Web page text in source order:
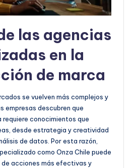
las agencias
en la
de marca
se vuelven más complejos y
empresas descubren que
conocimientos que
desde estrategia y creatividad
de datos. Por esta razón,
como Onza Chile puede
acciones más efectivas y